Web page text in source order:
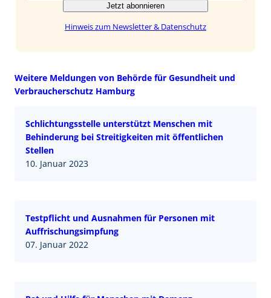
Jetzt abonnieren
Hinweis zum Newsletter & Datenschutz
Weitere Meldungen von Behörde für Gesundheit und
Verbraucherschutz Hamburg
Schlichtungsstelle unterstützt Menschen mit
Behinderung bei Streitigkeiten mit öffentlichen
Stellen
10. Januar 2023
Testpflicht und Ausnahmen für Personen mit
Auffrischungsimpfung
07. Januar 2022